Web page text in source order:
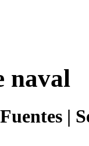
naval
|